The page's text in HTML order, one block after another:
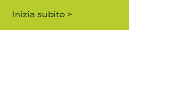
Inizia subito >